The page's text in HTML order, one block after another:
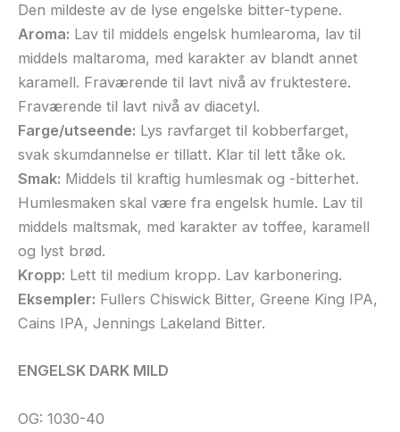
Den mildeste av de lyse engelske bitter-typene.
Aroma: Lav til middels engelsk humlearoma, lav til
middels maltaroma, med karakter av blandt annet
karamell. Fraværende til lavt nivå av fruktestere.
Fraværende til lavt nivå av diacetyl.
Farge/utseende: Lys ravfarget til kobberfarget,
svak skumdannelse er tillatt. Klar til lett tåke ok.
Smak: Middels til kraftig humlesmak og -bitterhet.
Humlesmaken skal være fra engelsk humle. Lav til
middels maltsmak, med karakter av toffee, karamell
og lyst brød.
Kropp: Lett til medium kropp. Lav karbonering.
Eksempler: Fullers Chiswick Bitter, Greene King IPA,
Cains IPA, Jennings Lakeland Bitter.
ENGELSK DARK MILD
OG: 1030-40